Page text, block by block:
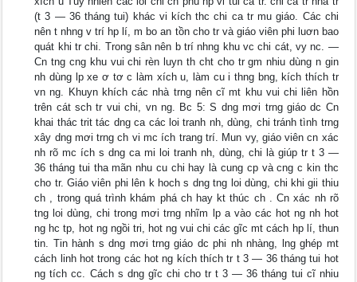
(t 3 — 36 tháng tui) khác vi kích thc chi ca tr mu giáo. Các chi
nên t nhng v trí hp lí, m bo an tồn cho tr và giáo viên phi luơn bao
quát khi tr chi. Trong sân nên b trí nhng khu vc chi cát, vy nc. —
Cn tng cng khu vui chi rèn luyn th cht cho tr gm nhiu dùng n gin
nh dùng lp xe ơ tơ c làm xích u, làm cu i thng bng, kích thích tr
vn ng. Khuyn khích các nhà trng nên cĩ mt khu vui chi liên hồn
trên cát sch tr vui chi, vn ng. Bc 5: S dng mơi trng giáo dc Cn
khai thác trit tác dng ca các loi tranh nh, dùng, chi tránh tình trng
xây dng mơi trng ch vi mc ích trang trí. Mun vy, giáo viên cn xác
nh rõ mc ích s dng ca mi loi tranh nh, dùng, chi là giúp tr t 3 —
36 tháng tui tha mãn nhu cu chi hay là cung cp và cng c kin thc
cho tr. Giáo viên phi lên k hoch s dng tng loi dùng, chi khi gii thiu
ch , trong quá trình khám phá ch hay kt thúc ch . Cn xác nh rõ
tng loi dùng, chi trong mơi trng nhĩm lp a vào các hot ng nh hot
ng hc tp, hot ng ngồi tri, hot ng vui chi các gĩc mt cách hp lí, thun
tin. Tin hành s dng mơi trng giáo dc phi nh nhàng, lng ghép mt
cách linh hot trong các hot ng kích thích tr t 3 — 36 tháng tui hot
ng tích cc. Cách s dng gĩc chi cho tr t 3 — 36 tháng tui cĩ nhiu